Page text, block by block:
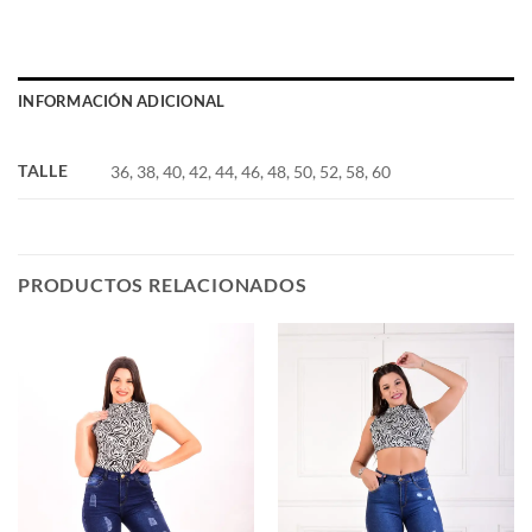
INFORMACIÓN ADICIONAL
TALLE 36, 38, 40, 42, 44, 46, 48, 50, 52, 58, 60
PRODUCTOS RELACIONADOS